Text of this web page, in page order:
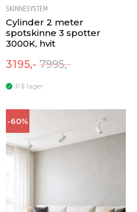
SKINNESYSTEM
Cylinder 2 meter
spotskinne 3 spotter
3000K, hvit
3195,- 7995,-
På lager
-60%